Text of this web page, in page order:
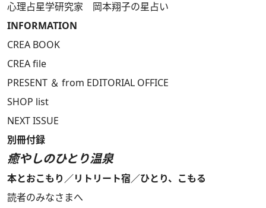
心理占星学研究家 岡本翔子の星占い
INFORMATION
CREA BOOK
CREA file
PRESENT ＆ from EDITORIAL OFFICE
SHOP list
NEXT ISSUE
別冊付録
癒やしのひとり温泉
本とおこもり／リトリート宿／ひとり、こもる
読者のみなさまへ